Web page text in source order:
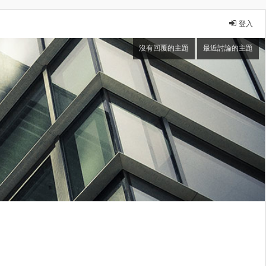
登入
沒有回覆的主題 最近討論的主題